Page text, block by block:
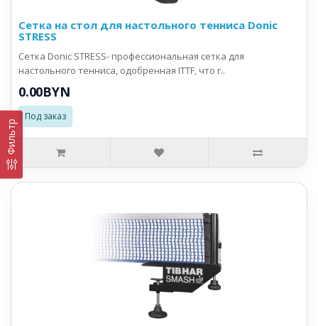
Фильтр
Сетка на стол для настольного тенниса Donic
STRESS
Сетка Donic STRESS- профессиональная сетка для
настольного тенниса, одобренная ITTF, что г..
0.00BYN
Под заказ